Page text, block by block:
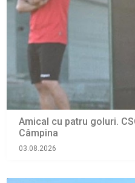
Amical cu patru goluri.
Câmpina
03.08.2026